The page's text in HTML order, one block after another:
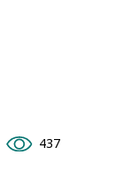
437